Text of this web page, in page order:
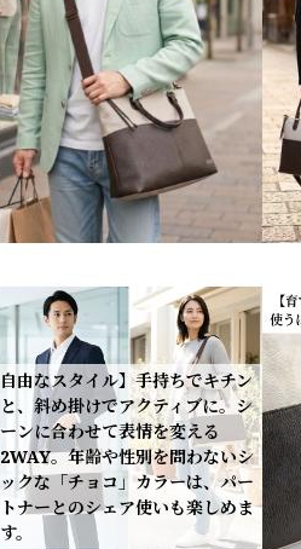
自由なスタイル】手持ちでキチン
と、斜め掛けでアクティブに。シ
ーンに合わせて表情を変える
2WAY。年齢や性別を問わないシ
ックな「チョコ」カラーは、パー
トナーとのシェア使いも楽しめま
す。